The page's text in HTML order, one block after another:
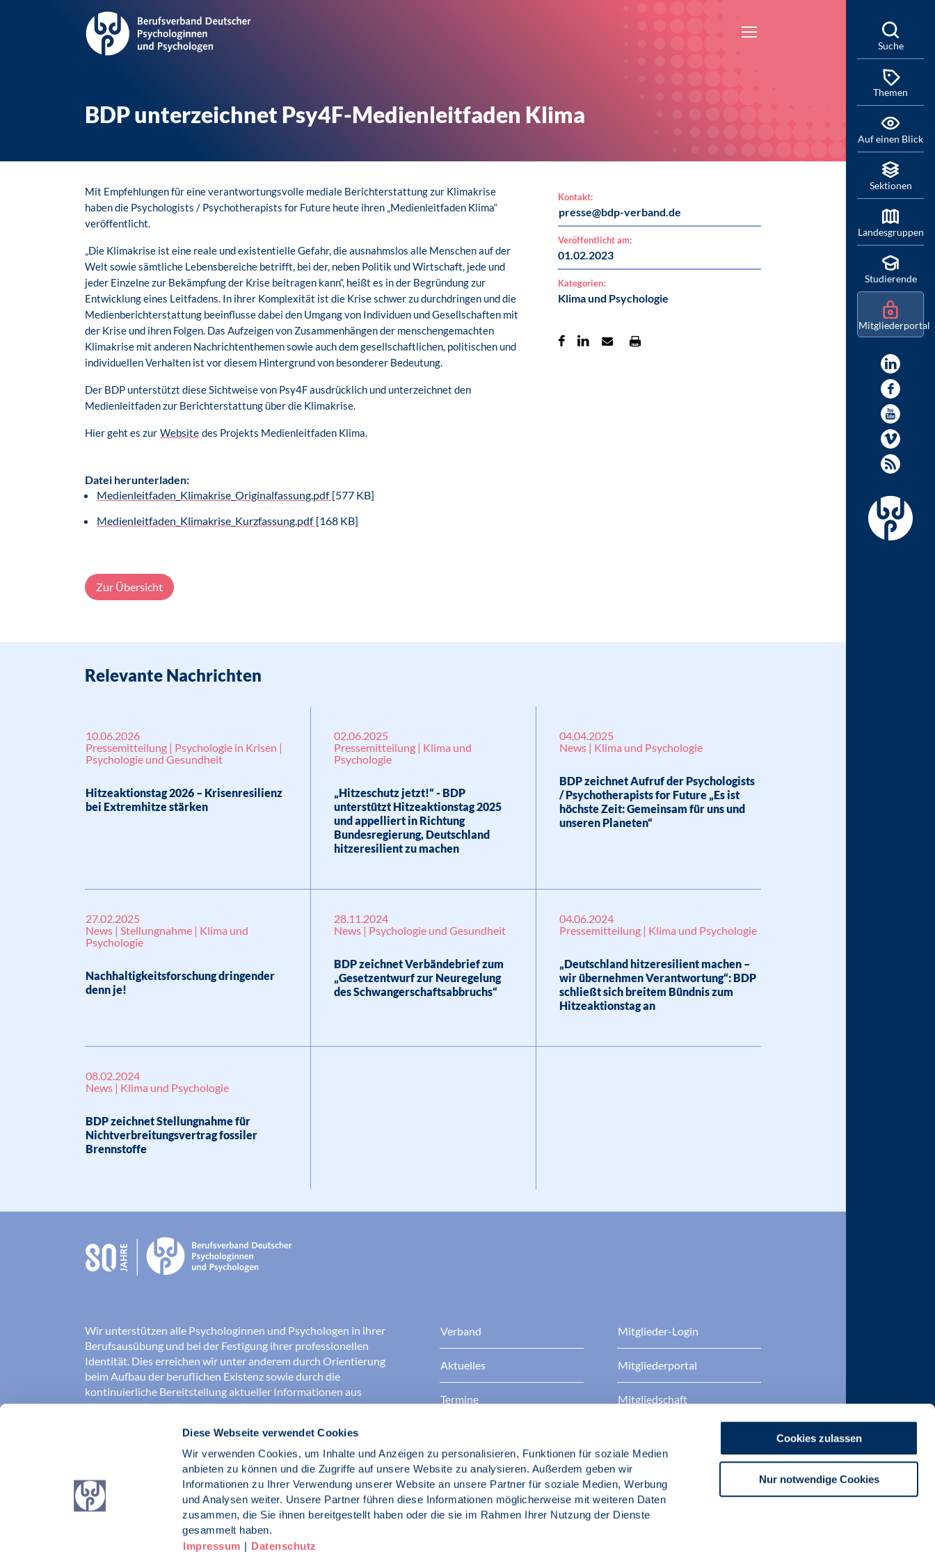
Diese Webseite verwendet Cookies
Wir verwenden Cookies, um Inhalte und Anzeigen zu personalisieren, Funktionen für soziale Medien
anbieten zu können und die Zugriffe auf unsere Website zu analysieren. Außerdem geben wir
Informationen zu Ihrer Verwendung unserer Website an unsere Partner für soziale Medien, Werbung
und Analysen weiter. Unsere Partner führen diese Informationen möglicherweise mit weiteren Daten
zusammen, die Sie ihnen bereitgestellt haben oder die sie im Rahmen Ihrer Nutzung der Dienste
gesammelt haben.
Impressum | Datenschutz
Cookies zulassen
Nur notwendige Cookies
BDP unterzeichnet Psy4F-Medienleitfaden Klima
Mit Empfehlungen für eine verantwortungsvolle mediale Berichterstattung zur Klimakrise
haben die Psychologists / Psychotherapists for Future heute ihren „Medienleitfaden Klima“
veröffentlicht.
„Die Klimakrise ist eine reale und existentielle Gefahr, die ausnahmslos alle Menschen auf der
Welt sowie sämtliche Lebensbereiche betrifft, bei der, neben Politik und Wirtschaft, jede und
jeder Einzelne zur Bekämpfung der Krise beitragen kann“, heißt es in der Begründung zur
Entwicklung eines Leitfadens. In ihrer Komplexität ist die Krise schwer zu durchdringen und die
Medienberichterstattung beeinflusse dabei den Umgang von Individuen und Gesellschaften mit
der Krise und ihren Folgen. Das Aufzeigen von Zusammenhängen der menschengemachten
Klimakrise mit anderen Nachrichtenthemen sowie auch dem gesellschaftlichen, politischen und
individuellen Verhalten ist vor diesem Hintergrund von besonderer Bedeutung.
Der BDP unterstützt diese Sichtweise von Psy4F ausdrücklich und unterzeichnet den
Medienleitfaden zur Berichterstattung über die Klimakrise.
Hier geht es zur Website des Projekts Medienleitfaden Klima.
Datei herunterladen:
Medienleitfaden_Klimakrise_Originalfassung.pdf [577 KB]
Medienleitfaden_Klimakrise_Kurzfassung.pdf [168 KB]
Kontakt:
presse@bdp-verband.de
Veröffentlicht am:
01.02.2023
Kategorien:
Klima und Psychologie
Zur Übersicht
Relevante Nachrichten
10.06.2026
Pressemitteilung | Psychologie in Krisen |
Psychologie und Gesundheit
Hitzeaktionstag 2026 – Krisenresilienz
bei Extremhitze stärken
02.06.2025
Pressemitteilung | Klima und
Psychologie
„Hitzeschutz jetzt!“ - BDP
unterstützt Hitzeaktionstag 2025
und appelliert in Richtung
Bundesregierung, Deutschland
hitzeresilient zu machen
04.04.2025
News | Klima und Psychologie
BDP zeichnet Aufruf der Psychologists
/ Psychotherapists for Future „Es ist
höchste Zeit: Gemeinsam für uns und
unseren Planeten“
27.02.2025
News | Stellungnahme | Klima und
Psychologie
Nachhaltigkeitsforschung dringender
denn je!
28.11.2024
News | Psychologie und Gesundheit
BDP zeichnet Verbändebrief zum
„Gesetzentwurf zur Neuregelung
des Schwangerschaftsabbruchs“
04.06.2024
Pressemitteilung | Klima und Psychologie
„Deutschland hitzeresilient machen –
wir übernehmen Verantwortung“: BDP
schließt sich breitem Bündnis zum
Hitzeaktionstag an
08.02.2024
News | Klima und Psychologie
BDP zeichnet Stellungnahme für
Nichtverbreitungsvertrag fossiler
Brennstoffe
Wir unterstützen alle Psychologinnen und Psychologen in ihrer
Berufsausübung und bei der Festigung ihrer professionellen
Identität. Dies erreichen wir unter anderem durch Orientierung
beim Aufbau der beruflichen Existenz sowie durch die
kontinuierliche Bereitstellung aktueller Informationen aus
Wissenschaft und Praxis für den Berufsalltag.
Wir erschließen und sichern Berufsfelder und sorgen dafür, dass
Erkenntnisse der Psychologie kompetent und verantwortungsvoll
umgesetzt werden. Darüber hinaus stärken wir das Ansehen aller
Psychologinnen und Psychologen in der Öffentlichkeit und
vertreten eigene berufspolitische Positionen in der Gesellschaft.
Berufsverband Deutscher Psychologinnen und Psychologen
Verband
Aktuelles
Termine
Berufsethik
Fach- und Berufspolitik
Mitglieder-Login
Mitgliederportal
Mitgliedschaft
BDP Zertifizierungen
Suche
Themen
Auf einen Blick
Sektionen
Landesgruppen
Studierende
Mitgliederportal